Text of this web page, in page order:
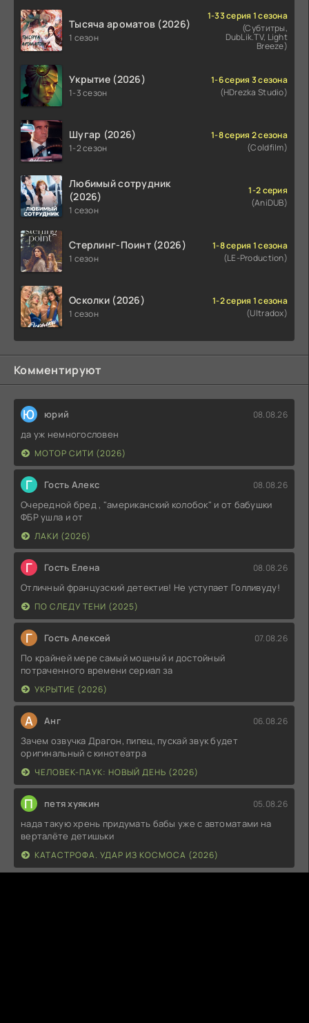
Тысяча ароматов (2026)
1 сезон
1-33 серия 1 сезона
(Субтитры,
DubLik.TV, Light
Breeze)
Укрытие (2026)
1-3 сезон
1-6 серия 3 сезона
(HDrezka Studio)
Шугар (2026)
1-2 сезон
1-8 серия 2 сезона
(Coldfilm)
Любимый сотрудник
(2026)
1 сезон
1-2 серия
(AniDUB)
Стерлинг-Поинт (2026)
1 сезон
1-8 серия 1 сезона
(LE-Production)
Осколки (2026)
1 сезон
1-2 серия 1 сезона
(Ultradox)
Комментируют
Ю юрий 08.08.26
да уж немногословен
МОТОР СИТИ (2026)
Г Гость Алекс 08.08.26
Очередной бред , "американский колобок" и от бабушки
ФБР ушла и от
ЛАКИ (2026)
Г Гость Елена 08.08.26
Отличный французский детектив! Не уступает Голливуду!
ПО СЛЕДУ ТЕНИ (2025)
Г Гость Алексей 07.08.26
По крайней мере самый мощный и достойный
потраченного времени сериал за
УКРЫТИЕ (2026)
А Анг 06.08.26
Зачем озвучка Драгон, пипец, пускай звук будет
оригинальный с кинотеатра
ЧЕЛОВЕК-ПАУК: НОВЫЙ ДЕНЬ (2026)
П петя хуякин 05.08.26
нада такую хрень придумать бабы уже с автоматами на
верталёте детишьки
КАТАСТРОФА. УДАР ИЗ КОСМОСА (2026)